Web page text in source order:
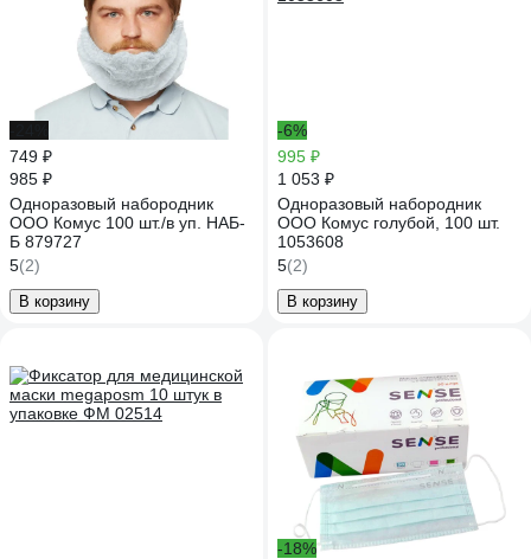
749 ₽
985 ₽
Одноразовый набородник
ООО Комус 100 шт./в уп. НАБ-
Б 879727
5(2)
В корзину
-6%
995 ₽
1 053 ₽
Одноразовый набородник
ООО Комус голубой, 100 шт.
1053608
5(2)
В корзину
-18%